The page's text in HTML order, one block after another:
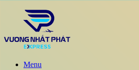
Menu